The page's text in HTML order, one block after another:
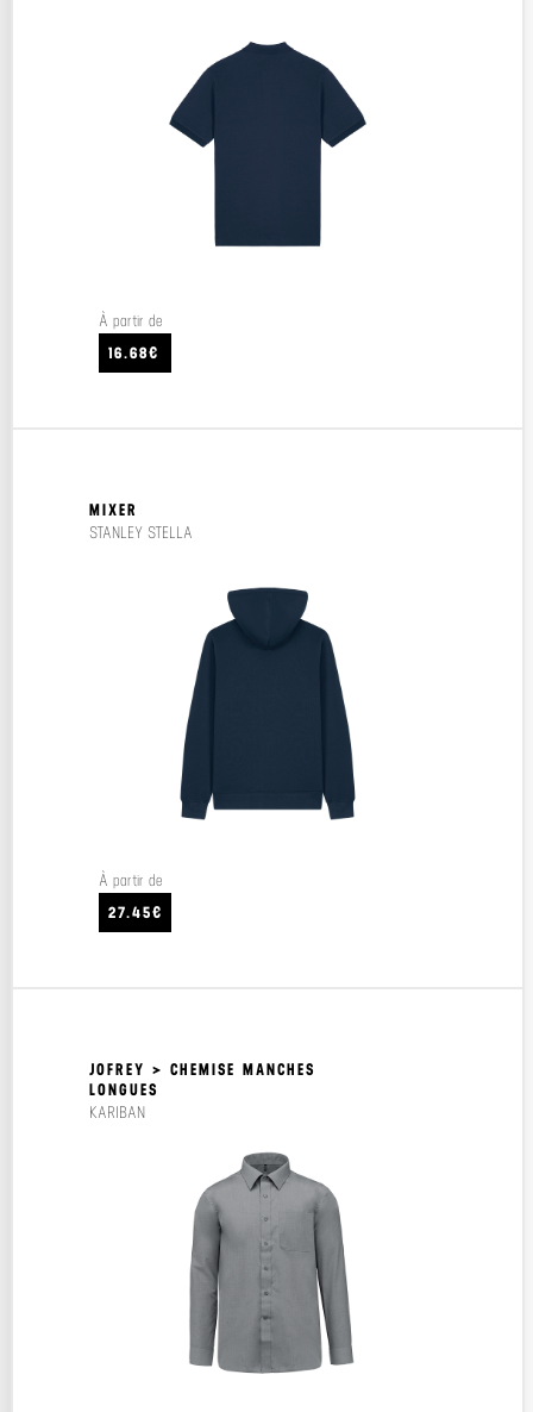
À partir de
16.68€
MIXER
STANLEY STELLA
À partir de
27.45€
JOFREY > CHEMISE MANCHES
LONGUES
KARIBAN